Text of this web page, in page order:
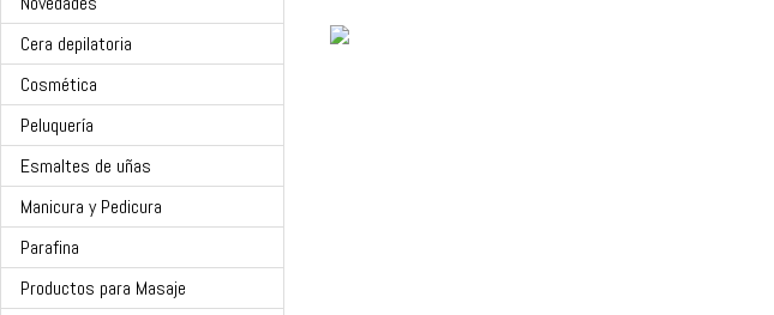
Cera depilatoria
Cosmética
Peluquería
Esmaltes de uñas
Manicura y Pedicura
Parafina
Productos para Masaje